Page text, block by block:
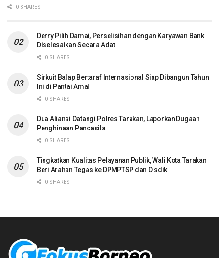
0 SHARES
Derry Pilih Damai, Perselisihan dengan Karyawan Bank
Diselesaikan Secara Adat
0 SHARES
Sirkuit Balap Bertaraf Internasional Siap Dibangun Tahun
Ini di Pantai Amal
0 SHARES
Dua Aliansi Datangi Polres Tarakan, Laporkan Dugaan
Penghinaan Pancasila
0 SHARES
Tingkatkan Kualitas Pelayanan Publik, Wali Kota Tarakan
Beri Arahan Tegas ke DPMPTSP dan Disdik
0 SHARES